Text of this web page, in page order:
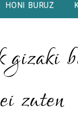
HONI BURUZ
gizaki
zuten